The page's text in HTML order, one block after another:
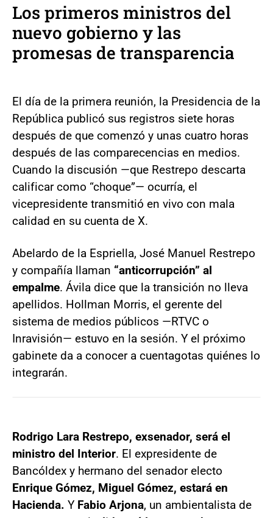
Los primeros ministros del
nuevo gobierno y las
promesas de transparencia
El día de la primera reunión, la Presidencia de la
República publicó sus registros siete horas
después de que comenzó y unas cuatro horas
después de las comparecencias en medios.
Cuando la discusión —que Restrepo descarta
calificar como “choque”— ocurría, el
vicepresidente transmitió en vivo con mala
calidad en su cuenta de X.
Abelardo de la Espriella, José Manuel Restrepo
y compañía llaman “anticorrupción” al
empalme. Ávila dice que la transición no lleva
apellidos. Hollman Morris, el gerente del
sistema de medios públicos —RTVC o
Inravisión— estuvo en la sesión. Y el próximo
gabinete da a conocer a cuentagotas quiénes lo
integrarán.
Rodrigo Lara Restrepo, exsenador, será el
ministro del Interior. El expresidente de
Bancóldex y hermano del senador electo
Enrique Gómez, Miguel Gómez, estará en
Hacienda. Y Fabio Arjona, un ambientalista de